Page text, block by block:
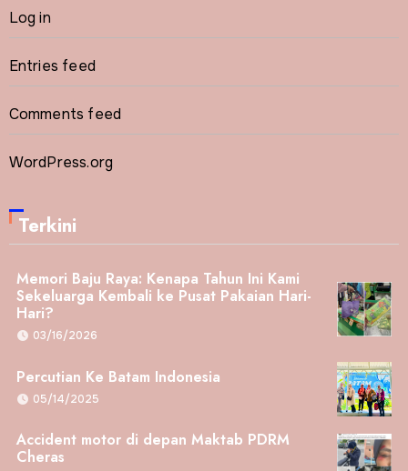
Log in
Entries feed
Comments feed
WordPress.org
Terkini
Memori Baju Raya: Kenapa Tahun Ini Kami
Sekeluarga Kembali ke Pusat Pakaian Hari-
Hari?
03/16/2026
Percutian Ke Batam Indonesia
05/14/2025
Accident motor di depan Maktab PDRM
Cheras